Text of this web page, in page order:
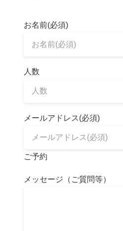
お名前(必須)
人数
メールアドレス(必須)
ご予約
メッセージ（ご質問等）